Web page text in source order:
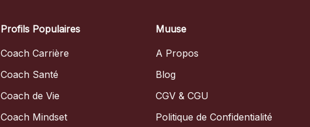
Profils Populaires
Coach Carrière
Coach Santé
Coach de Vie
Coach Mindset
Muuse
A Propos
Blog
CGV & CGU
Politique de Confidentialité